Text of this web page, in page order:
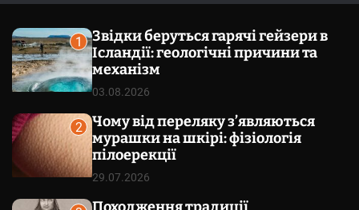
1
Звідки беруться гарячі гейзери в
Ісландії: геологічні причини та
механізм
03.08.2026
2
Чому від переляку з’являються
мурашки на шкірі: фізіологія
пілоерекції
29.07.2026